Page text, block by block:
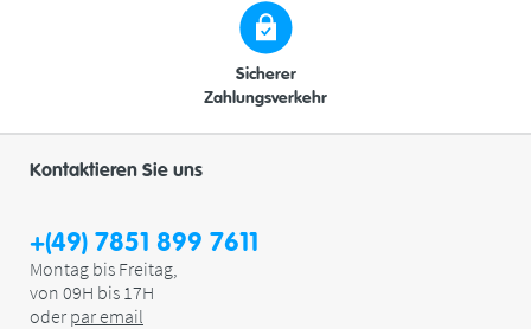
Sicherer
Zahlungsverkehr
Kontaktieren Sie uns
+(49) 7851 899 7611
Montag bis Freitag,
von 09H bis 17H
oder paremail